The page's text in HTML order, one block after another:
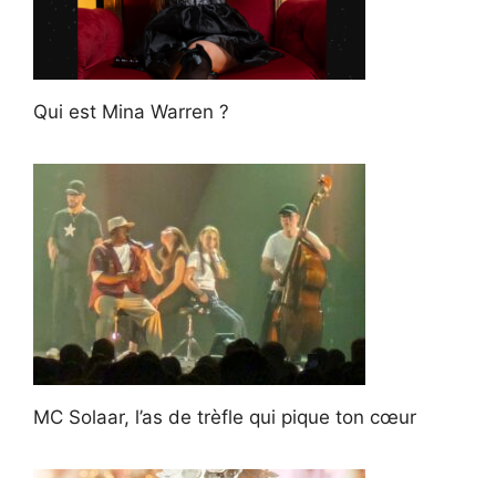
Qui est Mina Warren ?
MC Solaar, l’as de trèfle qui pique ton cœur